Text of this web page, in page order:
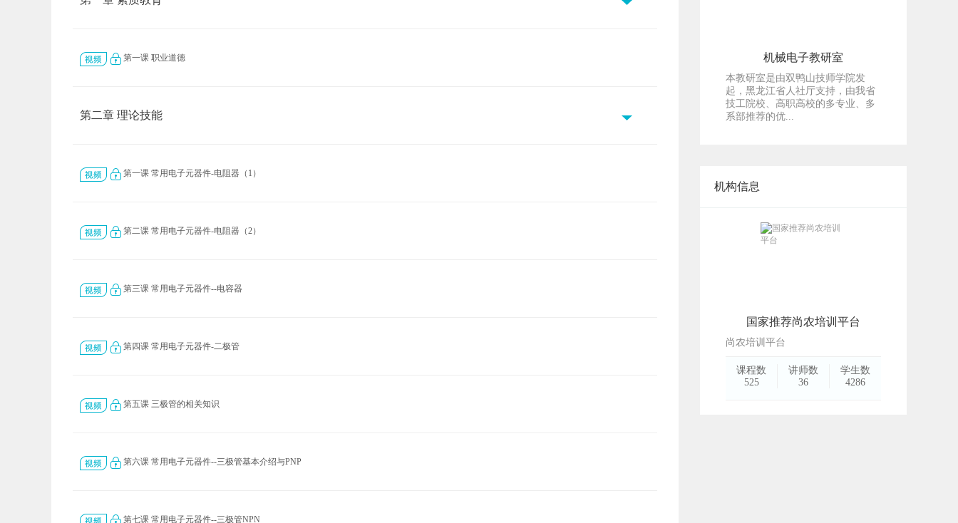
第一课 职业道德
第二章 理论技能
第一课 常用电子元器件-电阻器（1）
第二课 常用电子元器件-电阻器（2）
第三课 常用电子元器件--电容器
第四课 常用电子元器件-二极管
第五课 三极管的相关知识
第六课 常用电子元器件--三极管基本介绍与PNP
第七课 常用电子元器件--三极管NPN
机械电子教研室
本教研室是由双鸭山技师学院发
起，黑龙江省人社厅支持，由我省
技工院校、高职高校的多专业、多
系部推荐的优...
机构信息
国家推荐尚农培训平台
尚农培训平台
课程数
525
讲师数
36
学生数
4286